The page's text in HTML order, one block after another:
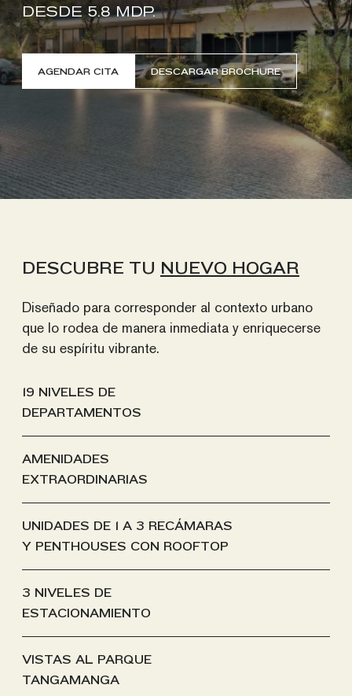
DESDE 5.8 MDP.
AGENDAR CITA DESCARGAR BROCHURE
DESCUBRE TU NUEVO HOGAR
Diseñado para corresponder al contexto urbano
que lo rodea de manera inmediata y enriquecerse
de su espíritu vibrante.
19 NIVELES DE
DEPARTAMENTOS
AMENIDADES
EXTRAORDINARIAS
UNIDADES DE 1 A 3 RECÁMARAS
Y PENTHOUSES CON ROOFTOP
3 NIVELES DE
ESTACIONAMIENTO
VISTAS AL PARQUE
TANGAMANGA